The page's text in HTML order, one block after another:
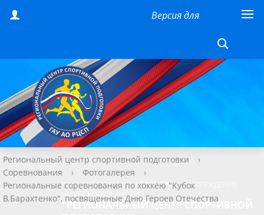
Версия для
ГОСУДАРСТВЕННОЕ АВТОНОМНОЕ УЧРЕЖДЕНИЕ
АМУРСКОЙ ОБЛАСТИ
"РЕГИОНАЛЬНЫЙ ЦЕНТР СПОРТИВНОЙ
Региональный центр спортивной подготовки
›
Соревнования
› Фотогалерея
›
Региональные соревнования по хоккею "Кубок
В.Барахтенко", посвященные Дню Героев Отечества